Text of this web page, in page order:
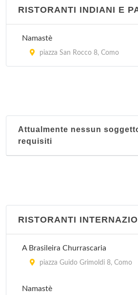
RISTORANTI INDIANI E
Namastè
piazza San Rocco 8, Como
Attualmente nessun
requisiti
RISTORANTI
A Brasileira Churrascaria
piazza Guido Grimoldi 8, Como
Namastè